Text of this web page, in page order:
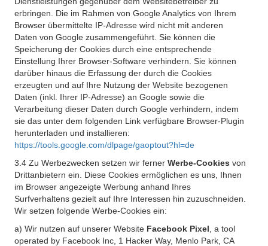
erbringen. Die im Rahmen von Google Analytics von Ihrem
Browser übermittelte IP-Adresse wird nicht mit anderen
Daten von Google zusammengeführt. Sie können die
Speicherung der Cookies durch eine entsprechende
Einstellung Ihrer Browser-Software verhindern. Sie können
darüber hinaus die Erfassung der durch die Cookies
erzeugten und auf Ihre Nutzung der Website bezogenen
Daten (inkl. Ihrer IP-Adresse) an Google sowie die
Verarbeitung dieser Daten durch Google verhindern, indem
sie das unter dem folgenden Link verfügbare Browser-Plugin
herunterladen und installieren:
https://tools.google.com/dlpage/gaoptout?hl=de
3.4 Zu Werbezwecken setzen wir ferner Werbe-Cookies von
Drittanbietern ein. Diese Cookies ermöglichen es uns, Ihnen
im Browser angezeigte Werbung anhand Ihres
Surfverhaltens gezielt auf Ihre Interessen hin zuzuschneiden.
Wir setzen folgende Werbe-Cookies ein:
a) Wir nutzen auf unserer Website Facebook Pixel , a tool
operated by Facebook Inc, 1 Hacker Way, Menlo Park, CA